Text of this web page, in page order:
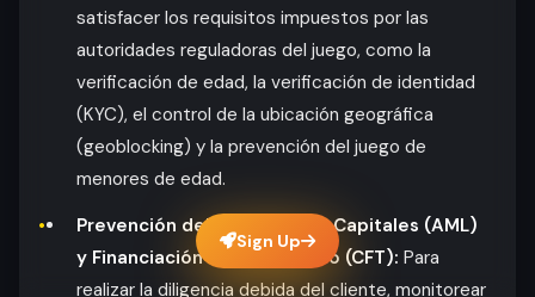
satisfacer los requisitos impuestos por las
autoridades reguladoras del juego, como la
verificación de edad, la verificación de identidad
(KYC), el control de la ubicación geográfica
(geoblocking) y la prevención del juego de
menores de edad.
Prevención del Blanqueo de Capitales (AML)
y Financiación del Terrorismo (CFT): Para
realizar la diligencia debida del cliente, monitorear
Sign Up